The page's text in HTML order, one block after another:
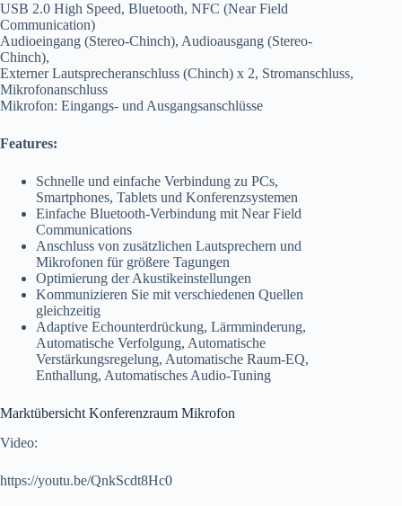
USB 2.0 High Speed, Bluetooth, NFC (Near Field
Communication)
Audioeingang (Stereo-Chinch), Audioausgang (Stereo-
Chinch),
Externer Lautsprecheranschluss (Chinch) x 2, Stromanschluss,
Mikrofonanschluss
Mikrofon: Eingangs- und Ausgangsanschlüsse
Features:
Schnelle und einfache Verbindung zu PCs,
Smartphones, Tablets und Konferenzsystemen
Einfache Bluetooth-Verbindung mit Near Field
Communications
Anschluss von zusätzlichen Lautsprechern und
Mikrofonen für größere Tagungen
Optimierung der Akustikeinstellungen
Kommunizieren Sie mit verschiedenen Quellen
gleichzeitig
Adaptive Echounterdrückung, Lärmminderung,
Automatische Verfolgung, Automatische
Verstärkungsregelung, Automatische Raum-EQ,
Enthallung, Automatisches Audio-Tuning
Marktübersicht Konferenzraum Mikrofon
Video:
https://youtu.be/QnkScdt8Hc0